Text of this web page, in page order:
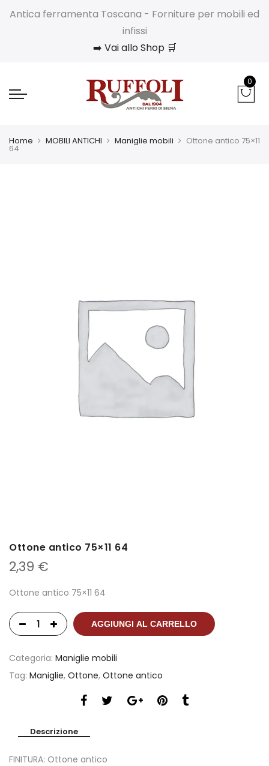
Antica ferramenta Toscana - Forniture per mobili ed
infissi
➡️ Vai allo Shop 🛒
0
Home MOBILI ANTICHI Maniglie mobili Ottone antico 75×11
64
Ottone antico 75×11 64
2,39 €
Ottone antico 75×11 64
AGGIUNGI AL CARRELLO
Categoria: Maniglie mobili
Tag: Maniglie, Ottone, Ottone antico
Descrizione
FINITURA: Ottone antico